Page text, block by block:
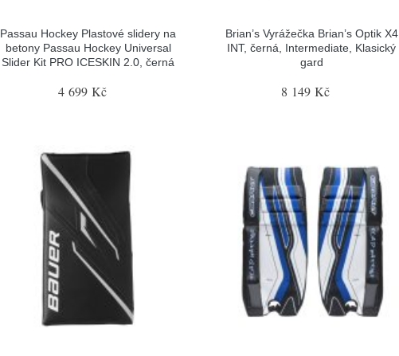
Passau Hockey Plastové slidery na
betony Passau Hockey Universal
Slider Kit PRO ICESKIN 2.0, černá
4 699 Kč
Brian’s Vyrážečka Brian’s Optik X4
INT, černá, Intermediate, Klasický
gard
8 149 Kč